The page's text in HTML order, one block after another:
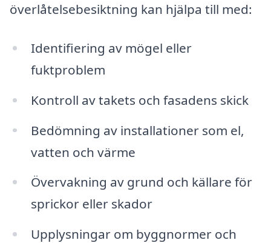
överlåtelsebesiktning kan hjälpa till med:
Identifiering av mögel eller
fuktproblem
Kontroll av takets och fasadens skick
Bedömning av installationer som el,
vatten och värme
Övervakning av grund och källare för
sprickor eller skador
Upplysningar om byggnormer och